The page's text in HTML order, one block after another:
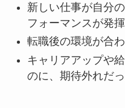
新しい仕事が自分
フォーマンスが発揮
転職後の環境が合
キャリアアップや
のに、期待外れだっ